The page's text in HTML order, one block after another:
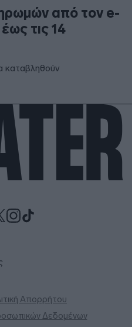
από τον e-
τις 14
καταβληθούν
Απορρήτου
Δεδομένων